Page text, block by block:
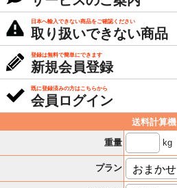
日本へ輸入できない商品をご確認ください
取り扱いできない商品
登録は無料で簡単にできます
新規会員登録
既に登録済みの方はこちらから
会員ログイン
送料計算機
重量
kg
プラン